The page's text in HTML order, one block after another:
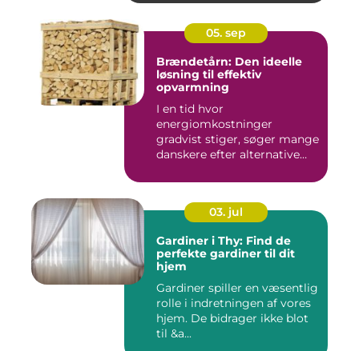
05. sep
Brændetårn: Den ideelle
løsning til effektiv
opvarmning
I en tid hvor
energiomkostninger
gradvist stiger, søger mange
danskere efter alternative
03. jul
Gardiner i Thy: Find de
perfekte gardiner til dit
hjem
Gardiner spiller en væsentlig
rolle i indretningen af vores
hjem. De bidrager ikke blot
til &a...